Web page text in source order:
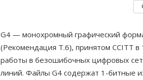
G4 — монохромный графический
(Рекомендация T.6), принятом CCITT
работы в безошибочных цифровых
линий. Файлы G4 содержат 1-битные